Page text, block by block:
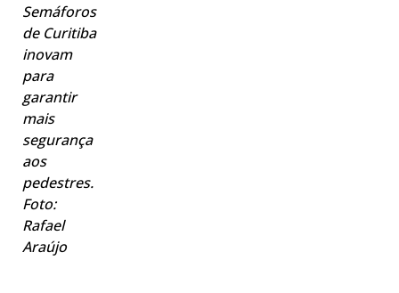
Semáforos
de Curitiba
inovam
para
garantir
mais
segurança
aos
pedestres.
Foto:
Rafael
Araújo